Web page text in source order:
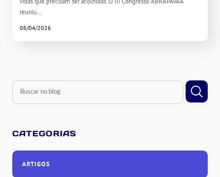
reuniu…
08/04/2026
CATEGORIAS
ARTIGOS